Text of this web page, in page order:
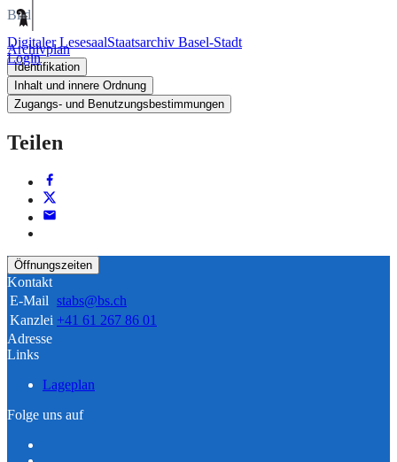
Digitaler LesesaalStaatsarchiv Basel-Stadt
Login
Bild
Archivplan
Identifikation
Inhalt und innere Ordnung
Zugangs- und Benutzungsbestimmungen
Teilen
Öffnungszeiten
Kontakt
E-Mail stabs@bs.ch
Kanzlei +41 61 267 86 01
Adresse
Links
Lageplan
Folge uns auf